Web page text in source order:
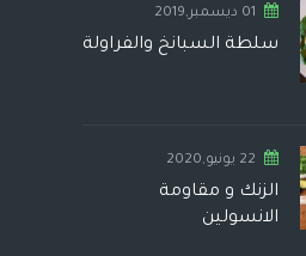
01 ديسمبر,2019
سلطة السبانخ والفراولة
22 يونيو,2020
الزنك و مقاومة
الانسولين